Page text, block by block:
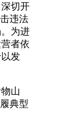
切开
违法
为进
者依
发
山
典型